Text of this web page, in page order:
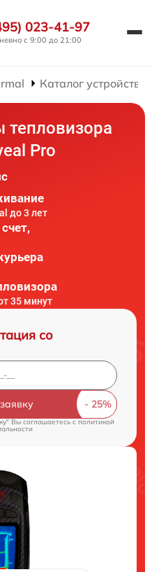
023-41-97
с 9:00 до 21:00
Каталог устройств
Pro
до 3 лет
35 минут
со
Вы соглашаетесь cполитикой